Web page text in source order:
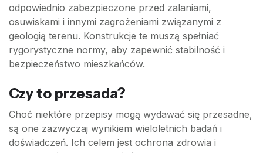
odpowiednio zabezpieczone przed zalaniami,
osuwiskami i innymi zagrożeniami związanymi z
geologią terenu. Konstrukcje te muszą spełniać
rygorystyczne normy, aby zapewnić stabilność i
bezpieczeństwo mieszkańców.
Czy to przesada?
Choć niektóre przepisy mogą wydawać się przesadne,
są one zazwyczaj wynikiem wieloletnich badań i
doświadczeń. Ich celem jest ochrona zdrowia i